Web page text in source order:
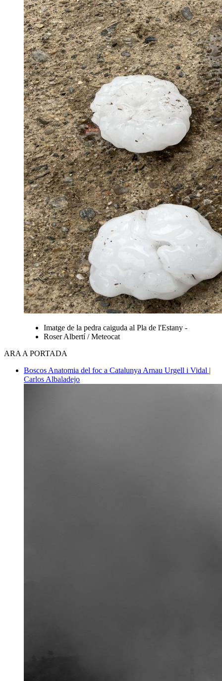
Imatge de la pedra caiguda al Pla de l'Estany -
Roser Albertí / Meteocat
ARA A PORTADA
Boscos Anatomia del foc a Catalunya Arnau Urgell i Vidal |
Carlos Albaladejo